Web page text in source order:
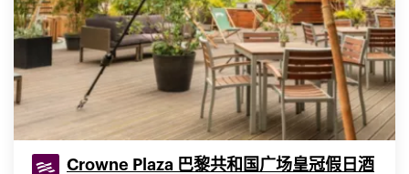
Crowne Plaza 巴黎共和国广场皇冠假日酒